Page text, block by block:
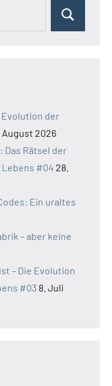
Suchen
der
August 2026
Rätsel der
Lebens #04 28.
Ein uraltes
– aber keine
– Die Evolution
#03 8. Juli